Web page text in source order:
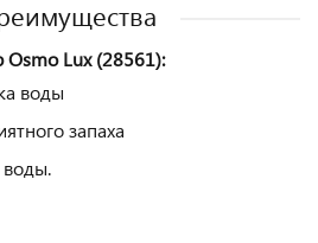
Osmo Lux (28561):
воды
запаха
воды.